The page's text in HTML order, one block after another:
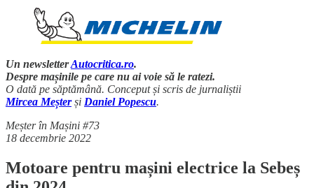
Un newsletterAutocritica.ro.
Despre mașinile pe care nu ai voie să le ratezi.
O dată pe săptămână. Conceput și scris de jurnaliștii
Mircea Meșterși Daniel Popescu.
Meșter în Mașini #73
18 decembrie 2022
Motoare pentru mașini electrice la Sebeș